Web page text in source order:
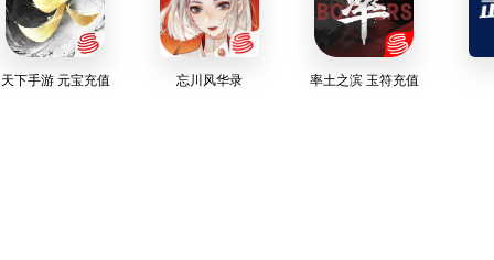
天下手游 元宝充值 忘川风华录 率土之滨 玉符充值